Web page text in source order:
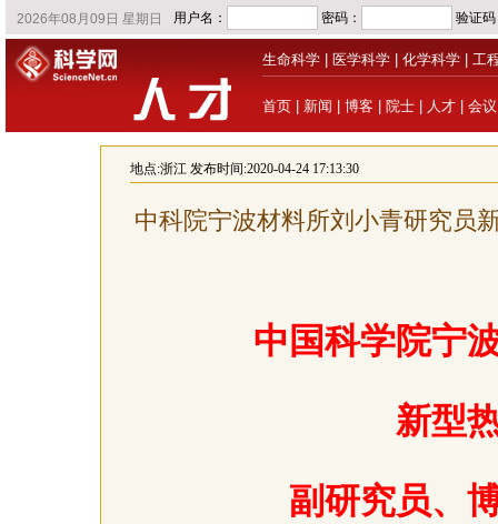
生命科学 医学科学 化学科学 工
首页 新闻 博客 院士 人才 会议
地点:浙江发布时间:2020-04-24 17:13:30
中科院宁波材料所刘小青研究员
中国科学院宁
新型
副研究员、